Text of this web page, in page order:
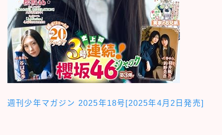
週刊少年マガジン 2025年18号[2025年4月2日発売]